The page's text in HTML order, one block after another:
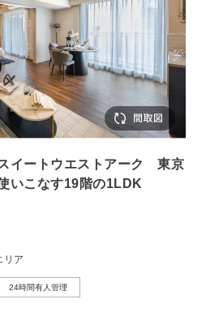
イートウエストアーク 東京
いこなす19階の1LDK
リア
24時間有人管理